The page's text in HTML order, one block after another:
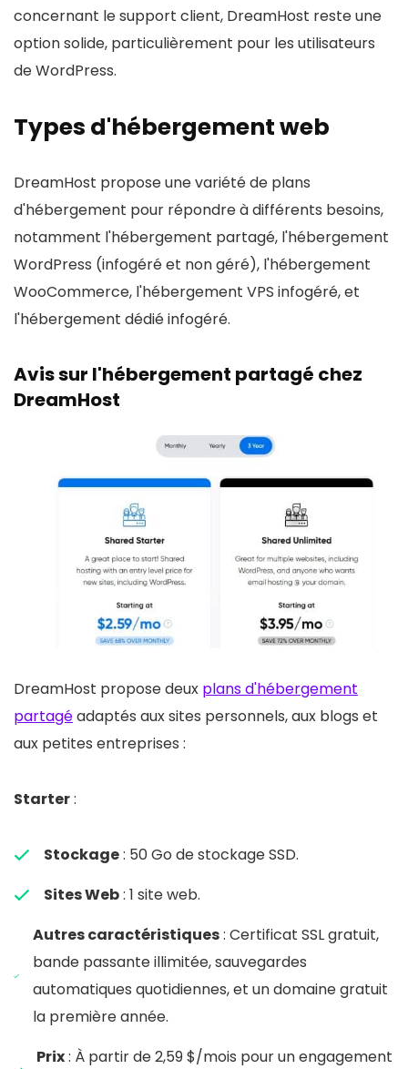
concernant le support client, DreamHost reste une
option solide, particulièrement pour les utilisateurs
de WordPress.
Types d'hébergement web
DreamHost propose une variété de plans
d'hébergement pour répondre à différents besoins,
notamment l'hébergement partagé, l'hébergement
WordPress (infogéré et non géré), l'hébergement
WooCommerce, l'hébergement VPS infogéré, et
l'hébergement dédié infogéré.
Avis sur l'hébergement partagé chez
DreamHost
DreamHost propose deux plans d'hébergement
partagéadaptés aux sites personnels, aux blogs et
aux petites entreprises :
Starter:
Stockage: 50 Go de stockage SSD.
Sites Web: 1 site web.
Autres caractéristiques: Certificat SSL gratuit,
bande passante illimitée, sauvegardes
automatiques quotidiennes, et un domaine gratuit
la première année.
Prix: À partir de 2,59 $/mois pour un engagement